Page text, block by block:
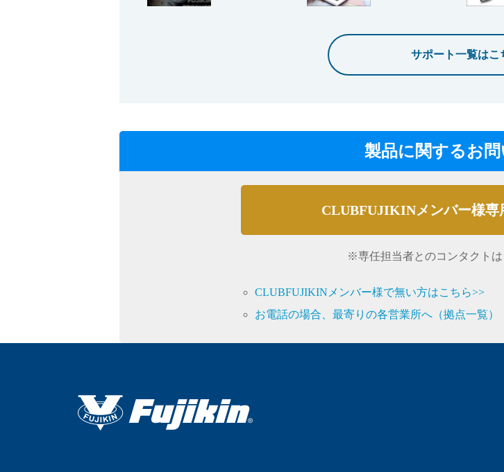
採用情報
サポート一覧はこ
製品に関するお
CLUBFUJIKINメンバー様専
※専任担当者とのコンタクト
CLUBFUJIKINメンバー様で無い方はこちら>>
お電話の場合、最寄りの各営業所へ（拠点一覧）